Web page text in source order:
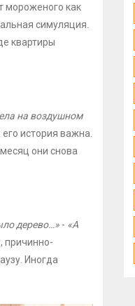
мороженого как
симуляция.
квартиры
на воздушном
история важна.
они снова
дерево…» - «А
причинно-
Иногда